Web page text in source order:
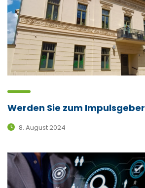
Werden Sie zum Impulsgeber
8. August 2024